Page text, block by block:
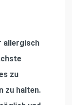
allergisch
zu
zu halten.